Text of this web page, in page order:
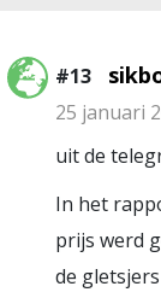
#13
25 januari
uit de
In het
prijs werd
de